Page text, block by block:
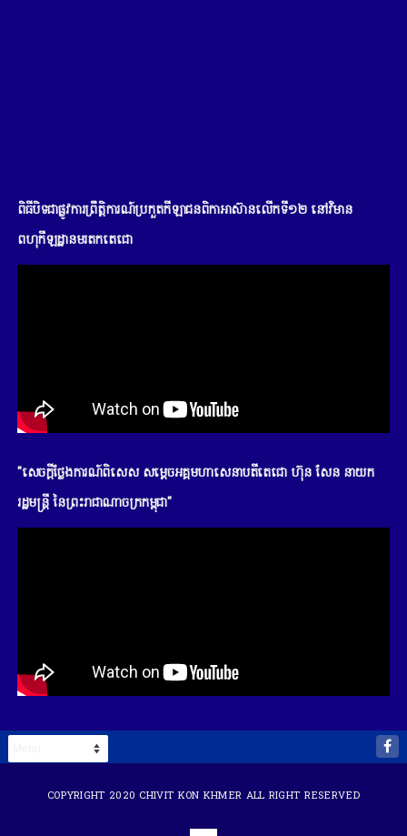
ពិធីបិទជាផ្លូវការព្រឹត្តិការណ៍ប្រកួតកីឡាជនពិកាអាស៊ានលើកទី១២ នៅវិមាន
ពហុកីឡដ្ឋានមរតកតេជោ
"សេចក្តីថ្លែងការណ៍ពិសេស សម្តេចអគ្គមហាសេនាបតីតេជោ ហ៊ុន សែន នាយក
រដ្ឋមន្រ្តី នៃព្រះរាជាណាចក្រកម្ពុជា"
COPYRIGHT 2020 CHIVIT KON KHMER ALL RIGHT RESERVED